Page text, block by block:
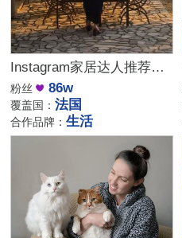
Instagram家居达人推荐：法国庄园生活博主，高端品牌合作优选
粉丝 86w
覆盖国：法国
合作品牌：生活